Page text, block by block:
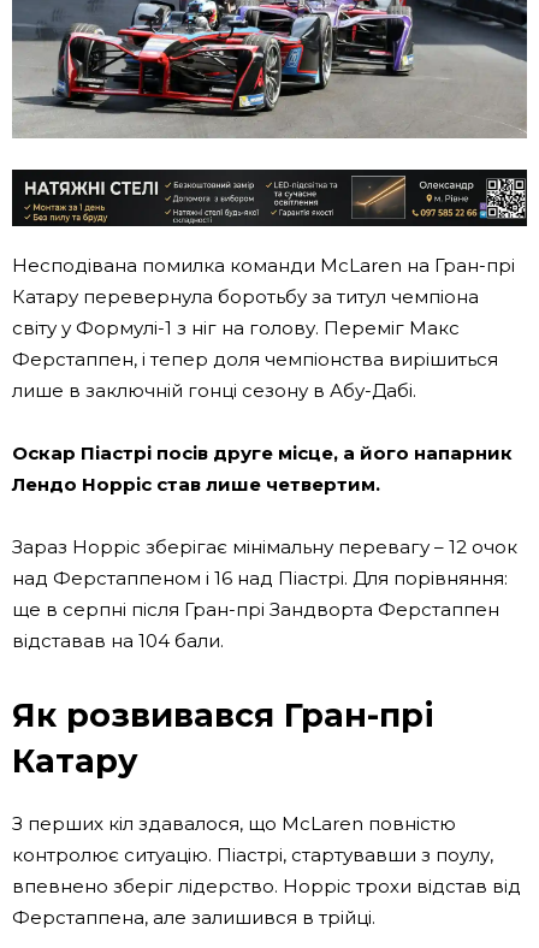
Несподівана помилка команди McLaren на Гран-прі
Катару перевернула боротьбу за титул чемпіона
світу у Формулі-1 з ніг на голову. Переміг Макс
Ферстаппен, і тепер доля чемпіонства вирішиться
лише в заключній гонці сезону в Абу-Дабі.
Оскар Піастрі посів друге місце, а його напарник
Лендо Норріс став лише четвертим.
Зараз Норріс зберігає мінімальну перевагу – 12 очок
над Ферстаппеном і 16 над Піастрі. Для порівняння:
ще в серпні після Гран-прі Зандворта Ферстаппен
відставав на 104 бали.
Як розвивався Гран-прі
Катару
З перших кіл здавалося, що McLaren повністю
контролює ситуацію. Піастрі, стартувавши з поулу,
впевнено зберіг лідерство. Норріс трохи відстав від
Ферстаппена, але залишився в трійці.